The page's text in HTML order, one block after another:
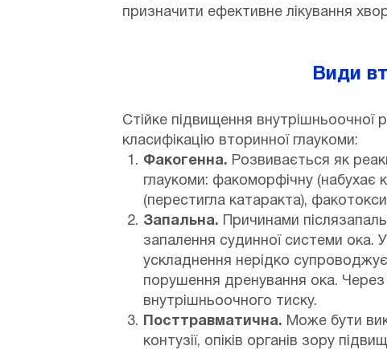
призначити ефективне лікування
Види
Стійке підвищення внутрішньоочної
класифікацію вторинної глаукоми:
Факогенна. Розвивається як
глаукоми: факоморфічну (набухає
(перестигла катаракта),
Запальна. Причинами
запалення судинної системи ока.
ускладнення нерідко
порушення дренування ока.
внутрішньоочного тиску.
Посттравматична. Може бути
контузії, опіків органів зору